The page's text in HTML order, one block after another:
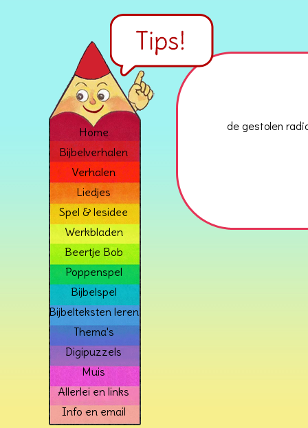
Home
Bijbelverhalen
Verhalen
Liedjes
Spel & lesidee
Werkbladen
Beertje Bob
Poppenspel
Bijbelspel
Bijbelteksten leren
Thema's
Digipuzzels
Muis
Allerlei en links
Info en email
de gestolen